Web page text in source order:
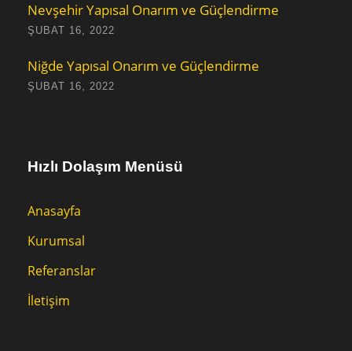
Nevşehir Yapısal Onarım ve Güçlendirme
ŞUBAT 16, 2022
Niğde Yapısal Onarım ve Güçlendirme
ŞUBAT 16, 2022
Hızlı Dolaşım Menüsü
Anasayfa
Kurumsal
Referanslar
İletişim